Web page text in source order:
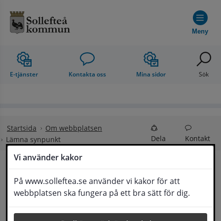
Vi använder kakor
På www.solleftea.se använder vi kakor för att
webbplatsen ska fungera på ett bra sätt för dig.
Meny
E-tjänster Kontakta oss Mina sidor Sök
Startsida
Om webbplatsen
Lämna synpunkt
Dela Kontakt
Lämna synpunkt
Här kan du lämna synpunkter, förslag och